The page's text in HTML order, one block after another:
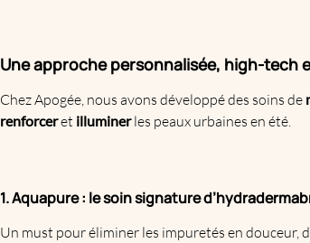
Une approche personnalisée, high-tech
Chez Apogée, nous avons développé des soins de
renforceret illuminerles peaux urbaines en été.
1. Aquapure : le soin signature
Un must pour éliminer les impuretés en douceur,